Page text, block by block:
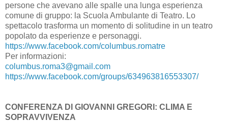
persone che avevano alle spalle una lunga esperienza
comune di gruppo: la Scuola Ambulante di Teatro. Lo
spettacolo trasforma un momento di solitudine in un teatro
popolato da esperienze e personaggi.
https://www.facebook.com/columbus.romatre
Per informazioni:
columbus.roma3@gmail.com
https://www.facebook.com/groups/634963816553307/
CONFERENZA DI GIOVANNI GREGORI: CLIMA E
SOPRAVVIVENZA